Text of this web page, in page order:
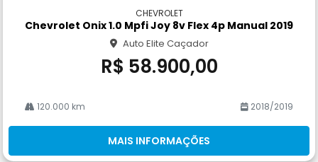
rtil
CHEVROLET
Chevrolet Onix 1.0 Mpfi Joy 8v Flex 4p Manual 2019
Auto Elite Caçador
R$ 58.900,00
120.000 km 2018/2019
MAIS INFORMAÇÕES